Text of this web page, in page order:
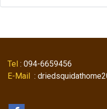
Tel : 094-6659456
E-Mail :